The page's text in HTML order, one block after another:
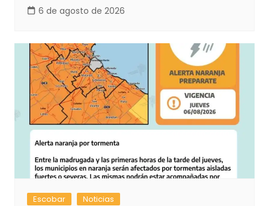
6 de agosto de 2026
Escobar Noticias